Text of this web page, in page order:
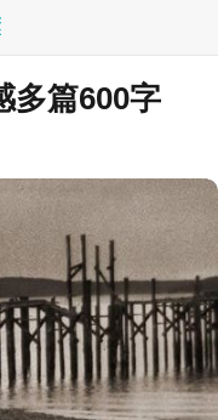
得体会
多篇600字